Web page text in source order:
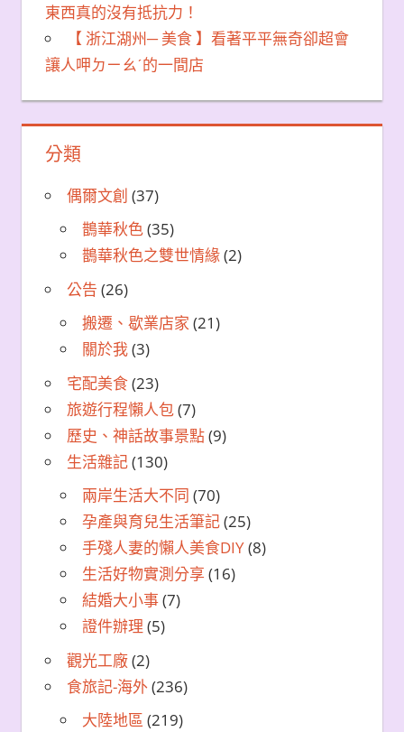
東西真的沒有抵抗力！
【 浙江湖州─ 美食 】看著平平無奇卻超會
讓人呷ㄉㄧㄠˊ的一間店
分類
偶爾文創 (37)
鵲華秋色(35)
鵲華秋色之雙世情緣(2)
公告 (26)
搬遷、歇業店家 (21)
關於我(3)
宅配美食(23)
旅遊行程懶人包(7)
歷史、神話故事景點(9)
生活雜記(130)
兩岸生活大不同 (70)
孕產與育兒生活筆記(25)
手殘人妻的懶人美食DIY(8)
生活好物實測分享 (16)
結婚大小事(7)
證件辦理 (5)
觀光工廠(2)
食旅記-海外(236)
大陸地區 (219)